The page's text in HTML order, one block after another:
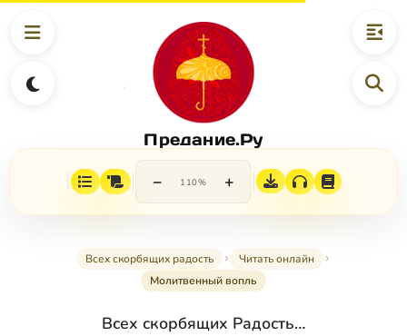
Предание.Ру
− 110% +
Всех скорбящих радость
Читать онлайн
Молитвенный вопль
Всех скорбящих Радость…